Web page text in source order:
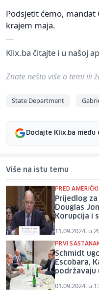
Podsjetit ćemo, mandat
krajem maja.
Klix.ba čitajte i u našoj
Znate nešto više o temi ili
State Department
Dodajte Klix.ba među
Više na istu temu
PRED
Prijedlog
Douglas
Korupcija i
11.09.2024. u
PRVI
Schmidt
Escobara,
podržavaju
01.09.2024. u